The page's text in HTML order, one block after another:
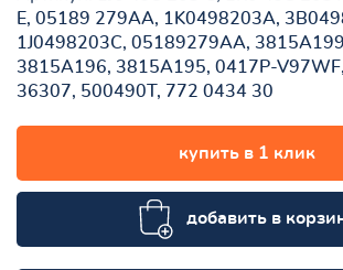
E, 05189 279AA, 1K0498203A,
1J0498203C, 05189279AA,
3815A196, 3815A195, 0417P-
36307, 500490T, 772 0434 30
купить в 1 клик
добавить в